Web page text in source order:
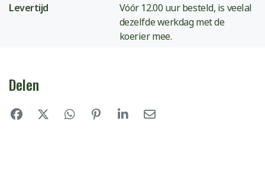
Levertijd
Vóór 12.00 uur besteld, is veelal
dezelfde werkdag met de
koerier mee.
Delen